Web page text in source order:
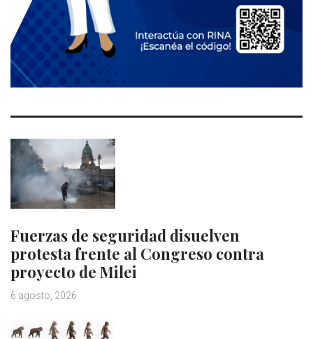
Fuerzas de seguridad disuelven
protesta frente al Congreso contra
proyecto de Milei
6 agosto, 2026